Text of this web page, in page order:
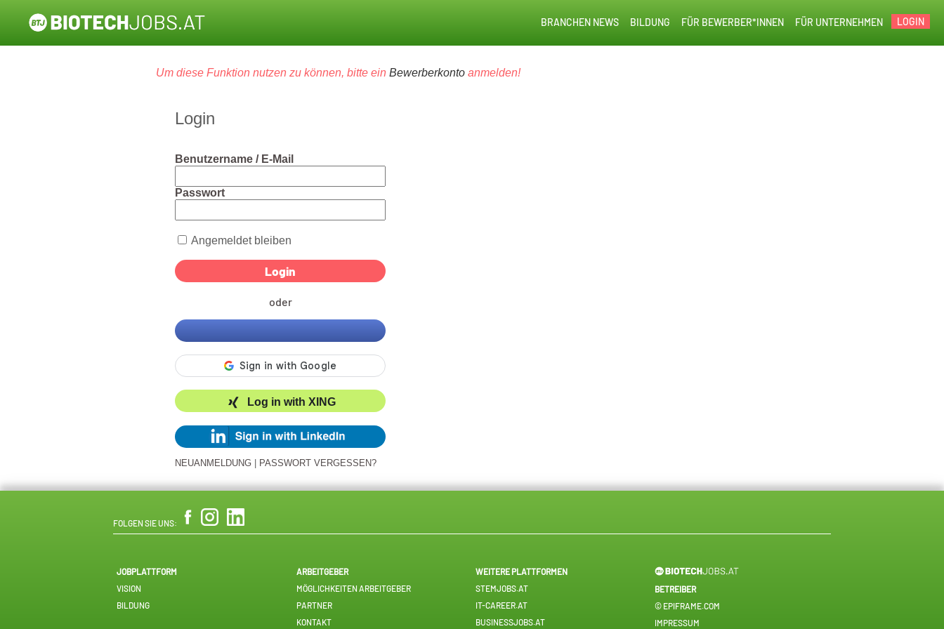
LOGIN
FÜR UNTERNEHMEN
FÜR BEWERBER*INNEN
BILDUNG
BRANCHEN NEWS
Um diese Funktion nutzen zu können, bitte ein Bewerberkonto anmelden!
Login
Benutzername / E-Mail
Passwort
Angemeldet bleiben
oder
Log in with XING
NEUANMELDUNG PASSWORT VERGESSEN?
FOLGEN SIE UNS:
JOBPLATTFORM
VISION
BILDUNG
ARBEITGEBER
MÖGLICHKEITEN ARBEITGEBER
PARTNER
KONTAKT
WEITERE PLATTFORMEN
STEMJOBS.AT
IT-CAREER.AT
BUSINESSJOBS.AT
BETREIBER
© EPIFRAME.COM
IMPRESSUM